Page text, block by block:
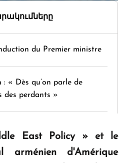
du Premier ministre
: « Dès qu’on parle de
des perdants »
ne se pose pas. "
East Policy » et le
arménien d'Amérique